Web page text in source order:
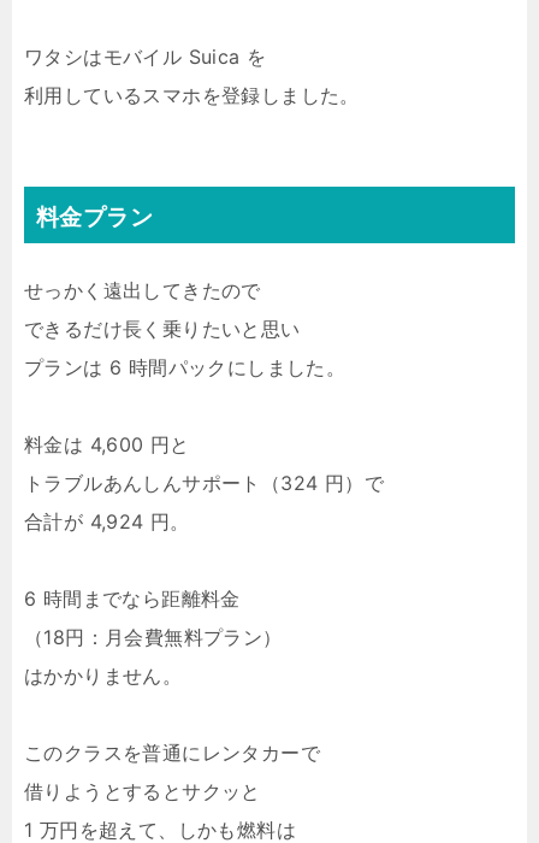
ワタシはモバイル Suica を
利用しているスマホを登録しました。
料金プラン
せっかく遠出してきたので
できるだけ長く乗りたいと思い
プランは 6 時間パックにしました。
料金は 4,600 円と
トラブルあんしんサポート（324 円）で
合計が 4,924 円。
6 時間までなら距離料金
（18円：月会費無料プラン）
はかかりません。
このクラスを普通にレンタカーで
借りようとするとサクッと
1 万円を超えて、しかも燃料は